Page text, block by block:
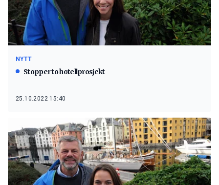
NYTT
Stopper to hotellprosjekt
25.10.2022 15:40